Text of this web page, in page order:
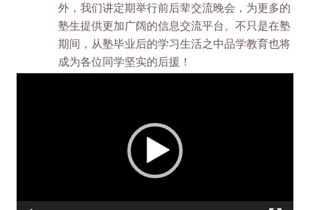
外，我们讲定期举行前后辈交流晚会，为更多的
塾生提供更加广阔的信息交流平台。不只是在塾
期间，从塾毕业后的学习生活之中品学教育也将
成为各位同学坚实的后援！